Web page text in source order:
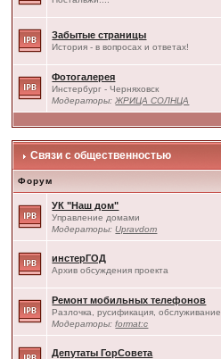
Забытые страницы
История - в вопросах и ответах!
Фотогалерея
Инстербург - Черняховск
Модераторы:ЖРИЦА СОЛНЦА
Связи с общественностью
Форум
УК "Наш дом"
Управление домами
Модераторы:Upravdom
инстерГОД
Архив обсуждения проекта
Ремонт мобильных телефонов
Разлочка, русификация, обслуживание
Модераторы:format:c
Депутаты ГорСовета